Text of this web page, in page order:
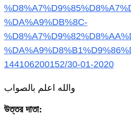
%DA%A9%DB%8C-
144106200152/30-01-2020
والله اعلم بالصواب
উত্তর দাতা: